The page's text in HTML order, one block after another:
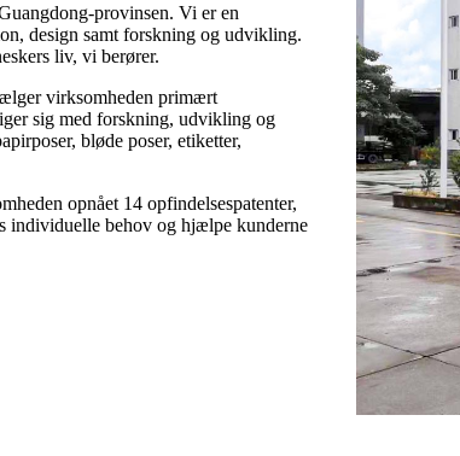
provinsen. Vi er en
design samt forskning og udvikling.
liv, vi berører.
virksomheden primært
sig med forskning, udvikling og
bløde poser, etiketter,
opnået 14 opfindelsespatenter,
individuelle behov og hjælpe kunderne